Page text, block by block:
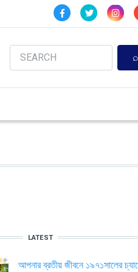
Search
LATEST
আপনার ব্রতীয় জীবনে ১৯৭১সালের